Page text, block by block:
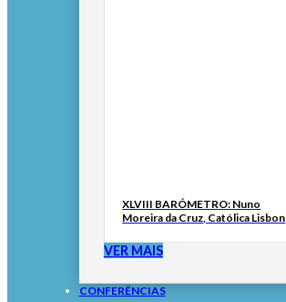
XLVIII BARÓMETRO: Nuno
Moreira da Cruz, Católica Lisbon
VER MAIS
CONFERÊNCIAS